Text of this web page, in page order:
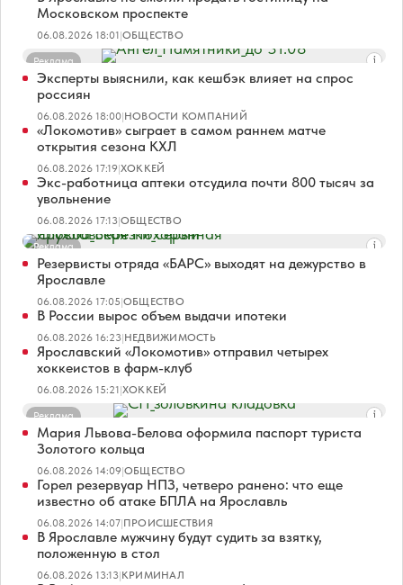
Московском проспекте
06.08.2026 18:01|ОБЩЕСТВО
Реклама
Эксперты выяснили, как кешбэк влияет на спрос
россиян
06.08.2026 18:00|НОВОСТИ КОМПАНИЙ
«Локомотив» сыграет в самом раннем матче
открытия сезона КХЛ
06.08.2026 17:19|ХОККЕЙ
Экс-работница аптеки отсудила почти 800 тысяч за
увольнение
06.08.2026 17:13|ОБЩЕСТВО
Реклама
Резервисты отряда «БАРС» выходят на дежурство в
Ярославле
06.08.2026 17:05|ОБЩЕСТВО
В России вырос объем выдачи ипотеки
06.08.2026 16:23|НЕДВИЖИМОСТЬ
Ярославский «Локомотив» отправил четырех
хоккеистов в фарм-клуб
06.08.2026 15:21|ХОККЕЙ
Реклама
Мария Львова-Белова оформила паспорт туриста
Золотого кольца
06.08.2026 14:09|ОБЩЕСТВО
Горел резервуар НПЗ, четверо ранено: что еще
известно об атаке БПЛА на Ярославль
06.08.2026 14:07|ПРОИСШЕСТВИЯ
В Ярославле мужчину будут судить за взятку,
положенную в стол
06.08.2026 13:13|КРИМИНАЛ